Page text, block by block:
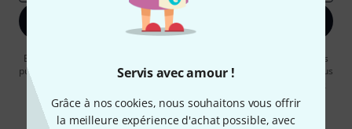
Servis avec amour !
Grâce à nos cookies, nous souhaitons vous offrir
la meilleure expérience d'achat possible, avec
S'inscrire maintenant
En cliquant sur "S'inscrire maintenant", vous acceptez de recevoir des
publicités par e-mail. La désinscription est possible à tout moment. Vous
pouvez trouver plus d'informations à ce sujet dans notre
.
* Requis